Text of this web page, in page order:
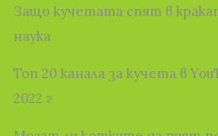
Защо кучетата спят в
наука
Топ 20 канала за кучета в
2022 г